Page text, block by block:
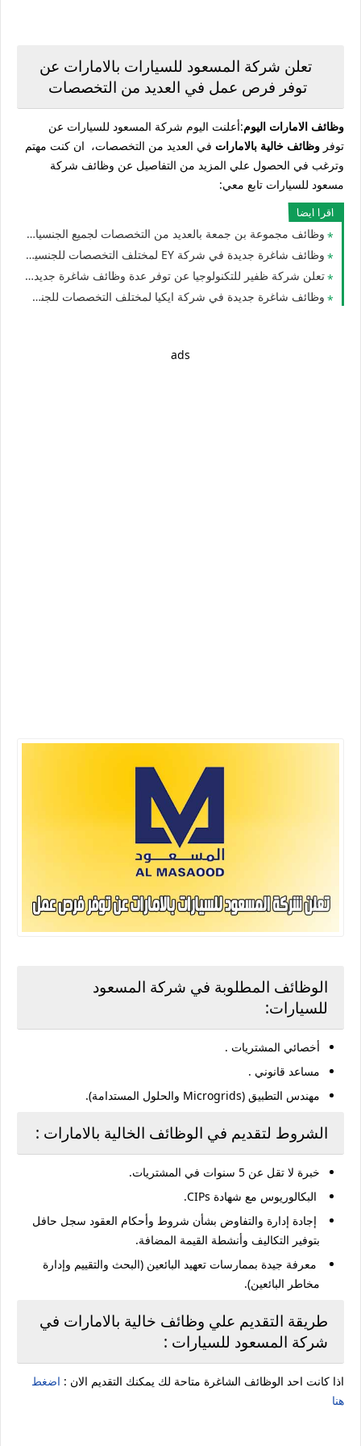
تعلن شركة المسعود للسيارات بالامارات عن
توفر فرص عمل في العديد من التخصصات
وظائف الامارات اليوم:أعلنت اليوم شركة المسعود للسيارات عن
توفر وظائف خالية بالامارات في العديد من التخصصات، ان كنت مهتم
وترغب في الحصول علي المزيد من التفاصيل عن وظائف شركة
مسعود للسيارات تابع معي:
اقرا ايضا
وظائف مجموعة بن جمعة بالعديد من التخصصات لجميع الجنسيات للوافدين والمقيمين في الامارات
وظائف شاغرة جديدة في شركة EY لمختلف التخصصات للجنسيين في الامارات
تعلن شركة ظفير للتكنولوجيا عن توفر عدة وظائف شاغرة جديدة في مختلف التخصصات للوافدين والمقيمين بالامارات
وظائف شاغرة جديدة في شركة ايكيا لمختلف التخصصات للجنسيين في الامارات
ads
الوظائف المطلوبة في شركة المسعود
للسيارات:
أخصائي المشتريات .
مساعد قانوني .
مهندس التطبيق (Microgrids والحلول المستدامة).
الشروط لتقديم في الوظائف الخالية بالامارات :
خبرة لا تقل عن 5 سنوات في المشتريات.
البكالوريوس مع شهادة CIPs.
إجادة إدارة والتفاوض بشأن شروط وأحكام العقود سجل حافل
بتوفير التكاليف وأنشطة القيمة المضافة.
معرفة جيدة بممارسات تعهيد البائعين (البحث والتقييم وإدارة
مخاطر البائعين).
طريقة التقديم علي وظائف خالية بالامارات في
شركة المسعود للسيارات :
اذا كانت احد الوظائف الشاغرة متاحة لك يمكنك التقديم الان : اضغط
هنا